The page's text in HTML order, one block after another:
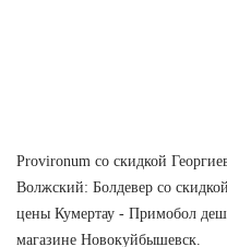
Provironum со скидкой
Волжский: Болдевер со
цены Кумертау - Примобол
магазине Новокуйбышевск.